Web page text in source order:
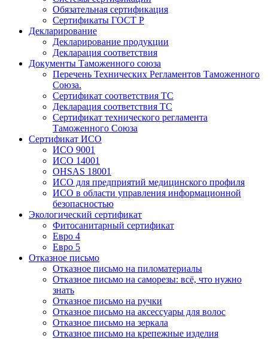
Обязательная сертификация
Сертификаты ГОСТ Р
Декларирование
Декларирование продукции
Декларация соответствия
Документы Таможенного союза
Перечень Технических Регламентов Таможенного
Союза.
Сертификат соответствия ТС
Декларация соответствия ТС
Сертификат технического регламента
Таможенного Союза
Сертификат ИСО
ИСО 9001
ИСО 14001
OHSAS 18001
ИСО для предприятий медицинского профиля
ИСО в области управления информационной
безопасностью
Экологический сертификат
Фитосанитарный сертификат
Евро 4
Евро 5
Отказное письмо
Отказное письмо на пиломатериалы
Отказное письмо на саморезы: всё, что нужно
знать
Отказное письмо на ручки
Отказное письмо на аксессуары для волос
Отказное письмо на зеркала
Отказное письмо на крепежные изделия